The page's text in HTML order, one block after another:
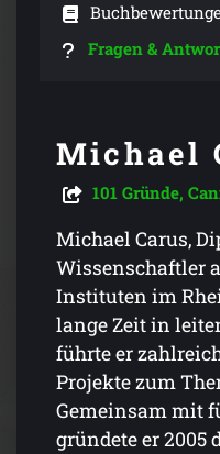
Fragen &
Michael
101 Gründe,
Michael Carus,
Wissenschaftler
Instituten im
lange Zeit in
führte er
Projekte zum
Gemeinsam mit
gründete er 2005